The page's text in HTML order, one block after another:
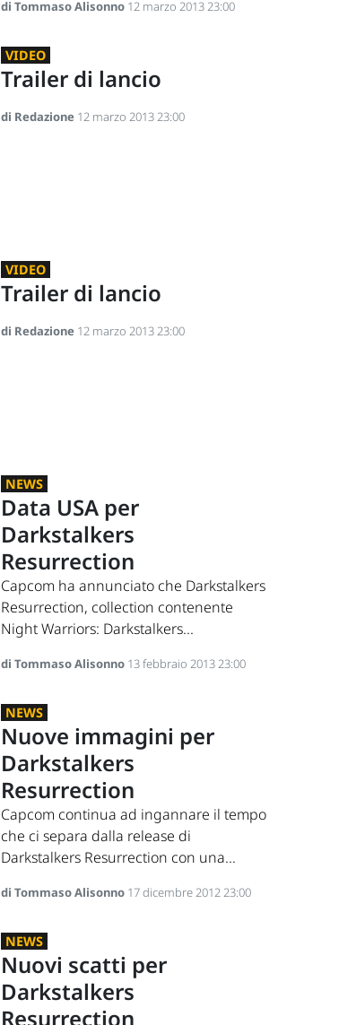
di Tommaso Alisonno 12 marzo 2013 23:00
VIDEO
Trailer di lancio
di Redazione 12 marzo 2013 23:00
VIDEO
Trailer di lancio
di Redazione 12 marzo 2013 23:00
NEWS
Data USA per
Darkstalkers
Resurrection
Capcom ha annunciato che Darkstalkers
Resurrection, collection contenente
Night Warriors: Darkstalkers...
di Tommaso Alisonno 13 febbraio 2013 23:00
NEWS
Nuove immagini per
Darkstalkers
Resurrection
Capcom continua ad ingannare il tempo
che ci separa dalla release di
Darkstalkers Resurrection con una...
di Tommaso Alisonno 17 dicembre 2012 23:00
NEWS
Nuovi scatti per
Darkstalkers
Resurrection